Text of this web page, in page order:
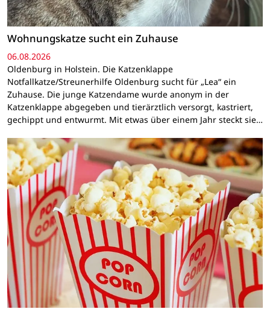
Wohnungskatze sucht ein Zuhause
06.08.2026
Oldenburg in Holstein. Die Katzenklappe
Notfallkatze/Streunerhilfe Oldenburg sucht für „Lea“ ein
Zuhause. Die junge Katzendame wurde anonym in der
Katzenklappe abgegeben und tierärztlich versorgt, kastriert,
gechippt und entwurmt. Mit etwas über einem Jahr steckt sie…